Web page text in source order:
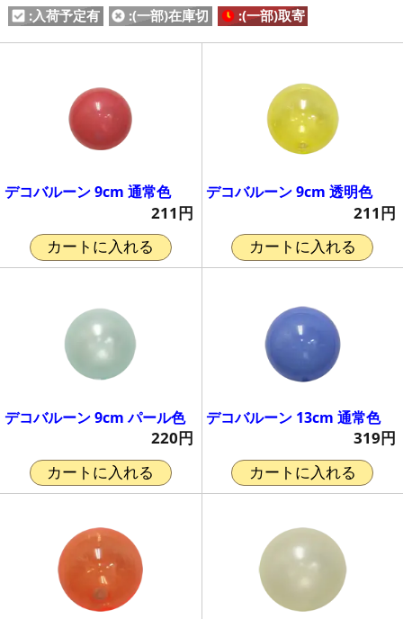
:入荷予定有
:(一部)在庫切 :(一部)取寄
デコバルーン 9cm 通常色
211円
カートに入れる
デコバルーン 9cm 透明色
211円
カートに入れる
デコバルーン 9cm パール色
220円
カートに入れる
デコバルーン 13cm 通常色
319円
カートに入れる